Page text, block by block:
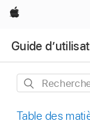
Apple
Guide
Rechercher
ce
Table des